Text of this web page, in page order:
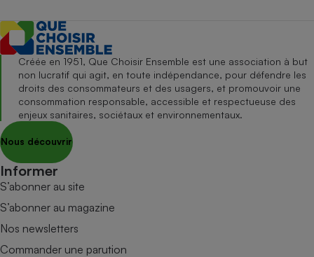
Créée en 1951, Que Choisir Ensemble est une association à but
non lucratif qui agit, en toute indépendance, pour défendre les
droits des consommateurs et des usagers, et promouvoir une
consommation responsable, accessible et respectueuse des
enjeux sanitaires, sociétaux et environnementaux.
Nous découvrir
Informer
S’abonner au site
S’abonner au magazine
Nos newsletters
Commander une parution